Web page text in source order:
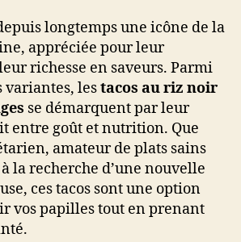
longtemps une icône de la
appréciée pour leur
richesse en saveurs. Parmi
variantes, lestacos au riz noir
se démarquent par leur
entre goût et nutrition. Que
amateur de plats sains
la recherche d’une nouvelle
ces tacos sont une option
vos papilles tout en prenant